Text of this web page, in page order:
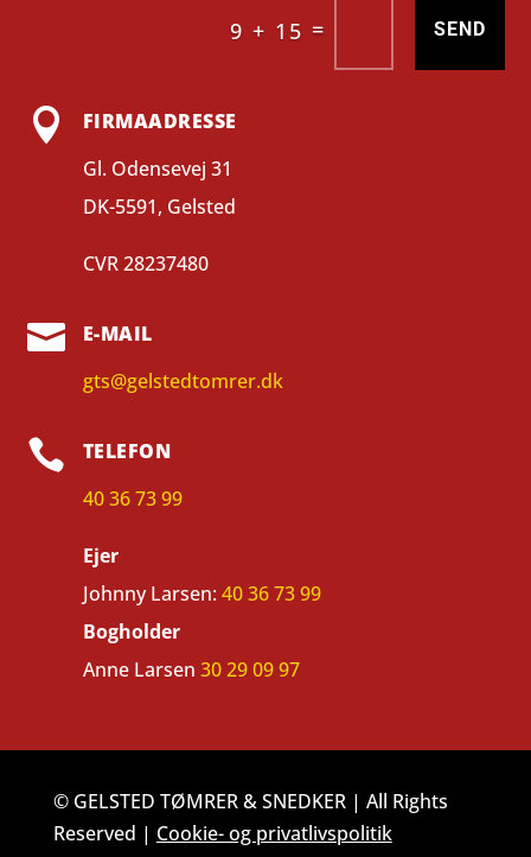
9 + 15 = SEND

FIRMAADRESSE
Gl. Odensevej 31
DK-5591, Gelsted
CVR 28237480

E-MAIL
gts@gelstedtomrer.dk

TELEFON
40 36 73 99
Ejer
Johnny Larsen: 40 36 73 99
Bogholder
Anne Larsen 30 29 09 97
© GELSTED TØMRER & SNEDKER | All Rights
Reserved | Cookie- og privatlivspolitik